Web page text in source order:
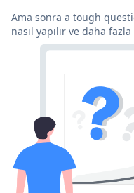
Ama sonra a tough
nasıl yapılır ve daha